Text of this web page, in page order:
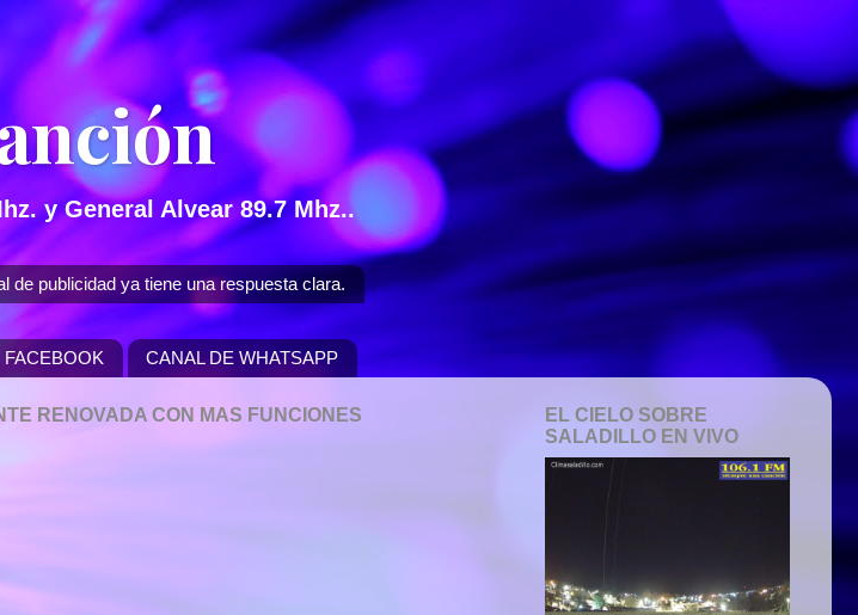
y General Alvear 89.7 Mhz..
de publicidad ya tiene una respuesta clara.
FACEBOOK CANAL DE WHATSAPP
RENOVADA CON MAS FUNCIONES
EL CIELO SOBRE
SALADILLO EN VIVO